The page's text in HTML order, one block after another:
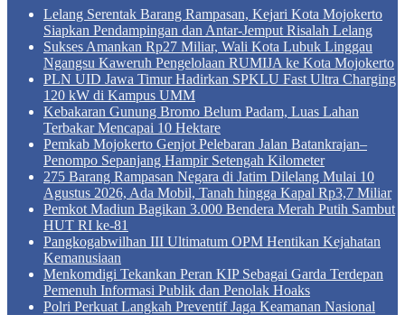
Lelang Serentak Barang Rampasan, Kejari Kota Mojokerto
Siapkan Pendampingan dan Antar-Jemput Risalah Lelang
Sukses Amankan Rp27 Miliar, Wali Kota Lubuk Linggau
Ngangsu Kaweruh Pengelolaan RUMIJA ke Kota Mojokerto
PLN UID Jawa Timur Hadirkan SPKLU Fast Ultra Charging
120 kW di Kampus UMM
Kebakaran Gunung Bromo Belum Padam, Luas Lahan
Terbakar Mencapai 10 Hektare
Pemkab Mojokerto Genjot Pelebaran Jalan Batankrajan–
Penompo Sepanjang Hampir Setengah Kilometer
275 Barang Rampasan Negara di Jatim Dilelang Mulai 10
Agustus 2026, Ada Mobil, Tanah hingga Kapal Rp3,7 Miliar
Pemkot Madiun Bagikan 3.000 Bendera Merah Putih Sambut
HUT RI ke-81
Pangkogabwilhan III Ultimatum OPM Hentikan Kejahatan
Kemanusiaan
Menkomdigi Tekankan Peran KIP Sebagai Garda Terdepan
Pemenuh Informasi Publik dan Penolak Hoaks
Polri Perkuat Langkah Preventif Jaga Keamanan Nasional